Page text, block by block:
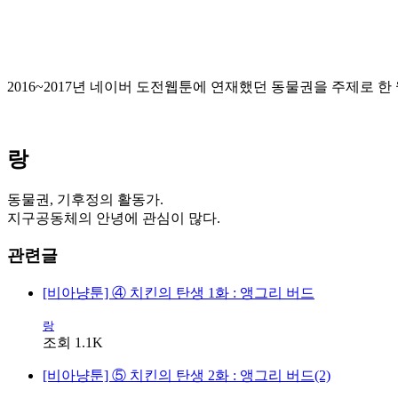
2016~2017년 네이버 도전웹툰에 연재했던 동물권을 주제로 한
랑
동물권, 기후정의 활동가.
지구공동체의 안녕에 관심이 많다.
관련글
[비아냥툰] ④ 치킨의 탄생 1화 : 앵그리 버드
랑
조회 1.1K
[비아냥툰] ⑤ 치킨의 탄생 2화 : 앵그리 버드(2)